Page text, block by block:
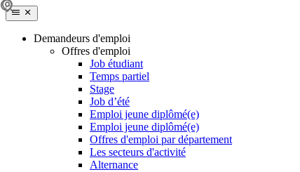
Demandeurs d'emploi
Offres d'emploi
Job étudiant
Temps partiel
Stage
Job d’été
Emploi jeune diplômé(e)
Emploi jeune diplômé(e)
Offres d'emploi par département
Les secteurs d'activité
Alternance